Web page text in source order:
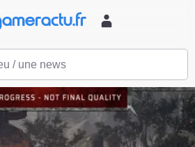
/ une news